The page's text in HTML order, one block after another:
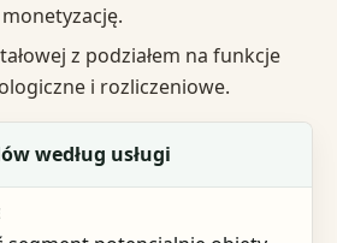
z podziałem na funkcje
i rozliczeniowe.
według usługi